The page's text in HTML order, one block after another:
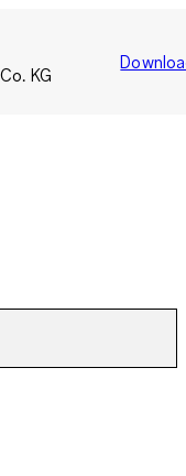
KG